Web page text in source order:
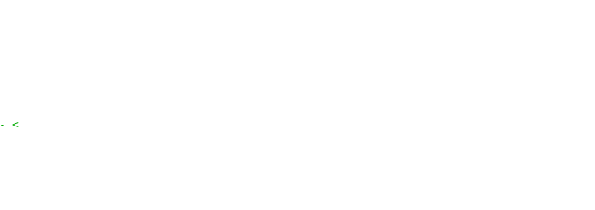
<